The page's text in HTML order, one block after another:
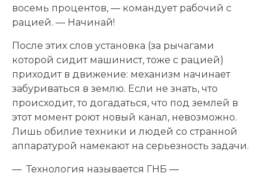
восемь процентов, — командует рабочий с
рацией. — Начинай!
После этих слов установка (за рычагами
которой сидит машинист, тоже с рацией)
приходит в движение: механизм начинает
забуриваться в землю. Если не знать, что
происходит, то догадаться, что под землей в
этот момент роют новый канал, невозможно.
Лишь обилие техники и людей со странной
аппаратурой намекают на серьезность задачи.
— Технология называется ГНБ —